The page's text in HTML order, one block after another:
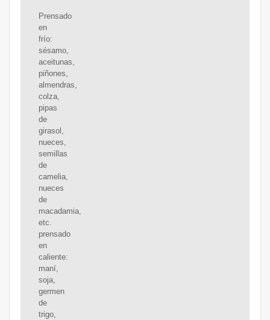
Prensado
en
frío:
sésamo,
aceitunas,
piñones,
almendras,
colza,
pipas
de
girasol,
nueces,
semillas
de
camelia,
nueces
de
macadamia,
etc.
prensado
en
caliente:
maní,
soja,
germen
de
trigo,